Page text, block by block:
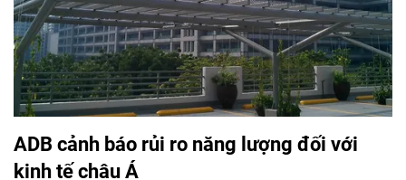
ADB cảnh báo rủi ro năng lượng đối với
kinh tế châu Á